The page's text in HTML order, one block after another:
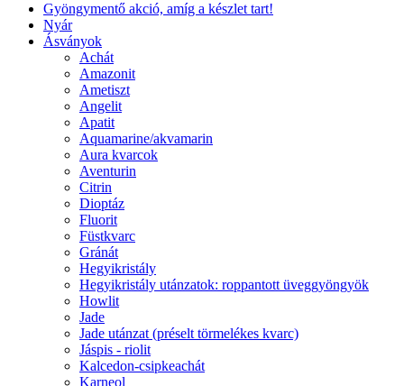
Gyöngymentő akció, amíg a készlet tart!
Nyár
Ásványok
Achát
Amazonit
Ametiszt
Angelit
Apatit
Aquamarine/akvamarin
Aura kvarcok
Aventurin
Citrin
Dioptáz
Fluorit
Füstkvarc
Gránát
Hegyikristály
Hegyikristály utánzatok: roppantott üveggyöngyök
Howlit
Jade
Jade utánzat (préselt törmelékes kvarc)
Jáspis - riolit
Kalcedon-csipkeachát
Karneol